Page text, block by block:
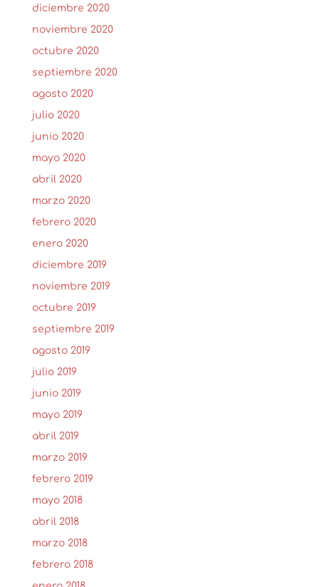
diciembre 2020
noviembre 2020
octubre 2020
septiembre 2020
agosto 2020
julio 2020
junio 2020
mayo 2020
abril 2020
marzo 2020
febrero 2020
enero 2020
diciembre 2019
noviembre 2019
octubre 2019
septiembre 2019
agosto 2019
julio 2019
junio 2019
mayo 2019
abril 2019
marzo 2019
febrero 2019
mayo 2018
abril 2018
marzo 2018
febrero 2018